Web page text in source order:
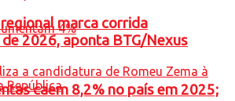
caem 8,2% no país em 2025;
marca corrida
2026, aponta BTG/Nexus